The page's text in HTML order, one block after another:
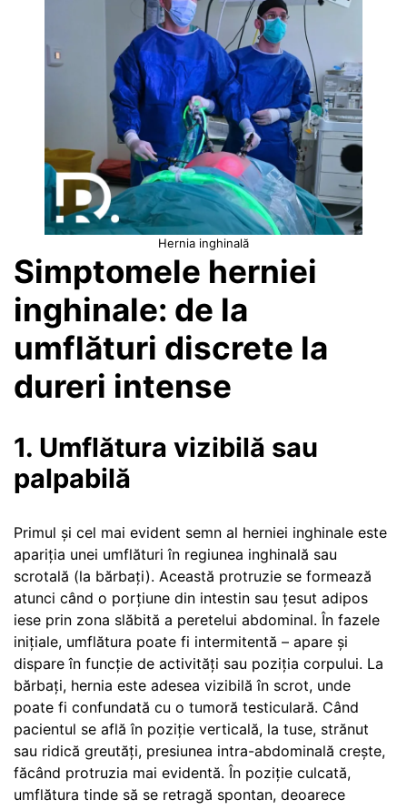
Hernia inghinală
Simptomele herniei
inghinale: de la
umflături discrete la
dureri intense
1. Umflătura vizibilă sau
palpabilă
Primul și cel mai evident semn al herniei inghinale este
apariția unei umflături în regiunea inghinală sau
scrotală (la bărbați). Această protruzie se formează
atunci când o porțiune din intestin sau țesut adipos
iese prin zona slăbită a peretelui abdominal. În fazele
inițiale, umflătura poate fi intermitentă – apare și
dispare în funcție de activități sau poziția corpului. La
bărbați, hernia este adesea vizibilă în scrot, unde
poate fi confundată cu o tumoră testiculară. Când
pacientul se află în poziție verticală, la tuse, strănut
sau ridică greutăți, presiunea intra-abdominală crește,
făcând protruzia mai evidentă. În poziție culcată,
umflătura tinde să se retragă spontan, deoarece